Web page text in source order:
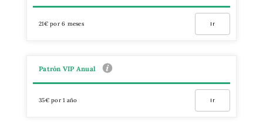
21€ por 6 meses Ir
Patrón VIP Anual
35€ por 1 año Ir